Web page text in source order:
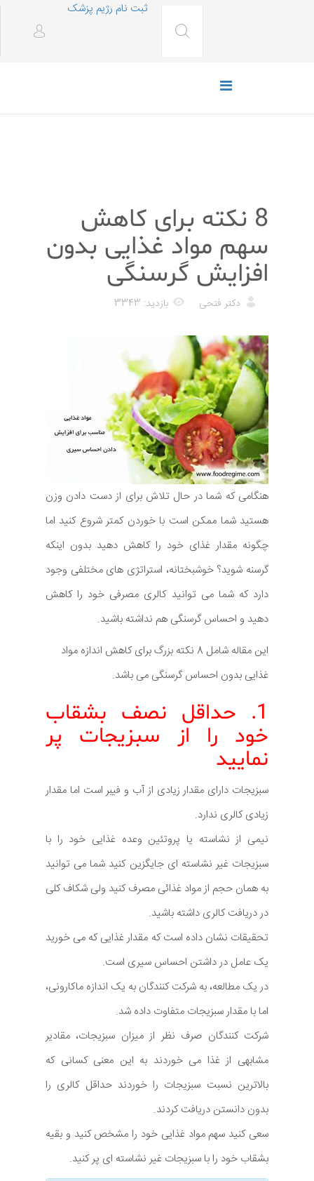
ثبت نام رژیم پزشک
8 نکته برای کاهش
سهم مواد غذایی بدون
افزایش گرسنگی
دکتر فتحی بازدید: 3343
هنگامی که شما در حال تلاش برای از دست دادن وزن
هستید شما ممکن است با خوردن کمتر شروع کنید اما
چگونه مقدار غذای خود را کاهش دهید بدون اینکه
گرسنه شوید؟ خوشبختانه، استراتژی های مختلفی وجود
دارد که شما می توانید کالری مصرفی خود را کاهش
دهید و احساس گرسنگی هم نداشته باشید.
این مقاله شامل 8 نکته بزرگ برای کاهش اندازه مواد
غذایی بدون احساس گرسنگی می باشد.
1. حداقل نصف بشقاب
خود را از سبزیجات پر
نمایید
سبزیجات دارای مقدار زیادی از آب و فیبر است اما مقدار
زیادی کالری ندارد.
نیمی از نشاسته یا پروتئین وعده غذایی خود را با
سبزیجات غیر نشاسته ای جایگزین کنید شما می توانید
به همان حجم از مواد غذائی مصرف کنید ولی شکاف کلی
در دریافت کالری داشته باشید.
تحقیقات نشان داده است که مقدار غذایی که می خورید
یک عامل در داشتن احساس سیری است.
در یک مطالعه، به شرکت کنندگان به یک اندازه ماکارونی،
اما با مقدار سبزیجات متفاوت داده شد.
شرکت کنندگان صرف نظر از میزان سبزیجات، مقادیر
مشابهی از غذا می خوردند به این معنی کسانی که
بالاترین نسبت سبزیجات را خوردند حداقل کالری را
بدون دانستن دریافت کردند.
سعی کنید سهم مواد غذایی خود را مشخص کنید و بقیه
بشقاب خود را با سبزیجات غیر نشاسته ای پر کنید.